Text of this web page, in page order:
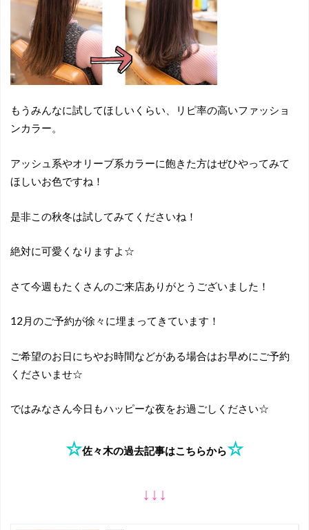
もうみんなに試してほしいくらい、リピ率の高いファッショ
ンカラー。
アッシュ系やオリーブ系カラーに飽きた方はぜひやってみて
ほしいお色ですね！
是非この秋冬は試してみてくださいね！
絶対に可愛くなりますよ☆
さて今週もたくさんのご来店ありがとうございました！
12月のご予約が徐々に埋まってきています！
ご希望のお日にちやお時間などがある場合はお早めにご予約
くださいませ☆
ではみなさん今日もハッピーな夜をお過ごしください☆
☆佐々木の過去記事はこちらから☆
↓↓↓